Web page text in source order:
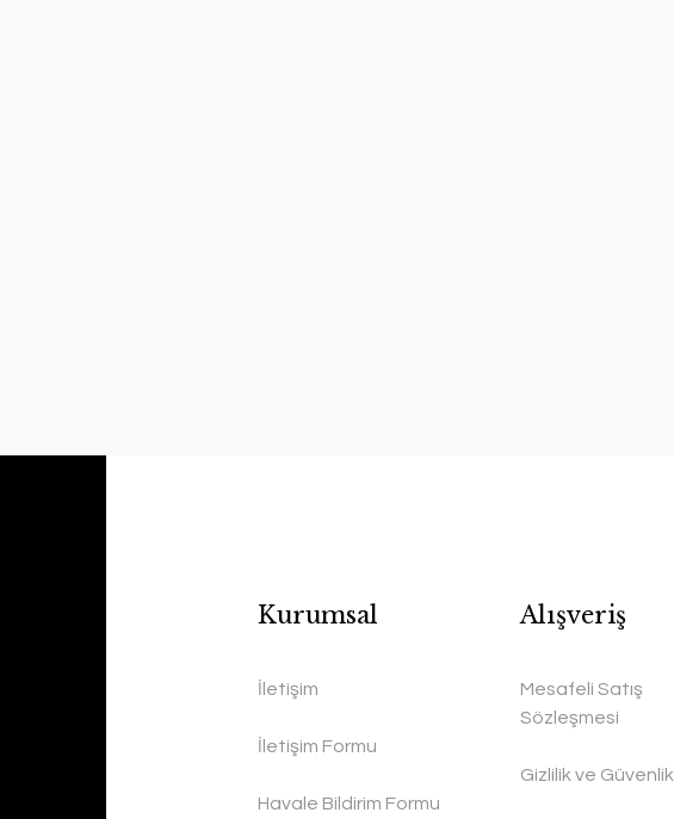
Kurumsal
İletişim
İletişim Formu
Havale Bildirim Formu
Alışveriş
Mesafeli Satış
Sözleşmesi
Gizlilik ve Güvenlik